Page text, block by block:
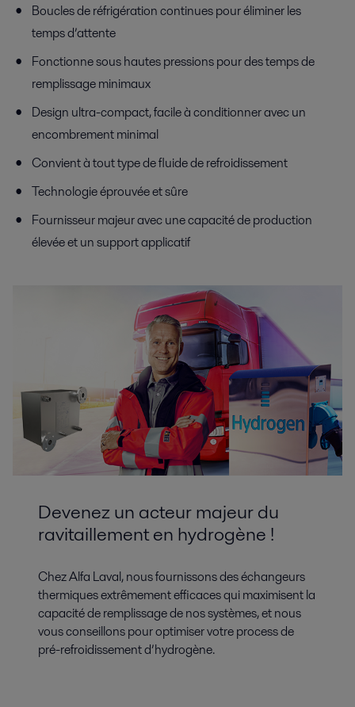
Boucles de réfrigération continues pour éliminer les
temps d’attente
Fonctionne sous hautes pressions pour des temps de
remplissage minimaux
Design ultra-compact, facile à conditionner avec un
encombrement minimal
Convient à tout type de fluide de refroidissement
Technologie éprouvée et sûre
Fournisseur majeur avec une capacité de production
élevée et un support applicatif
Devenez un acteur majeur du
ravitaillement en hydrogène !
Chez Alfa Laval, nous fournissons des échangeurs
thermiques extrêmement efficaces qui maximisent la
capacité de remplissage de nos systèmes, et nous
vous conseillons pour optimiser votre process de
pré-refroidissement d’hydrogène.